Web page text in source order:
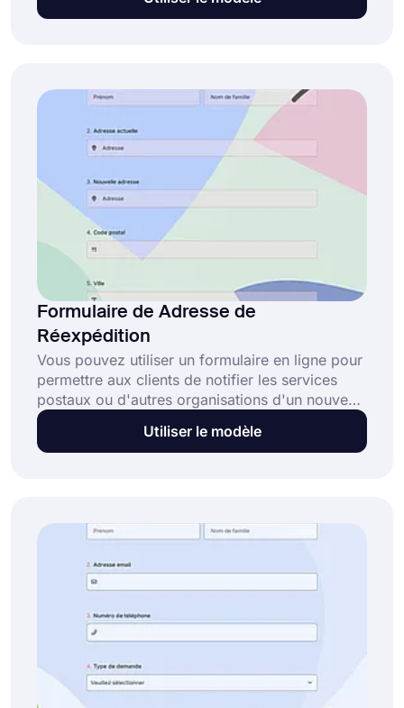
formulaire de demande de FOIA gratuit vous
Formulaire de Adresse de
Réexpédition
Vous pouvez utiliser un formulaire en ligne pour
permettre aux clients de notifier les services
postaux ou d'autres organisations d'un nouveau
changement d'adresse. Avec ce formulaire en
ligne, les clients peuvent demander à ce que
votre formulaire en ligne dès aujourd'hui !
Utiliser le modèle